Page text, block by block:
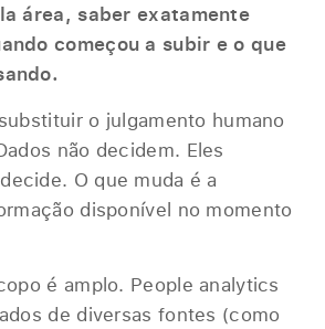
área, saber exatamente
começou a subir e o que
o julgamento humano
não decidem. Eles
O que muda é a
disponível no momento
é amplo. People analytics
de diversas fontes (como